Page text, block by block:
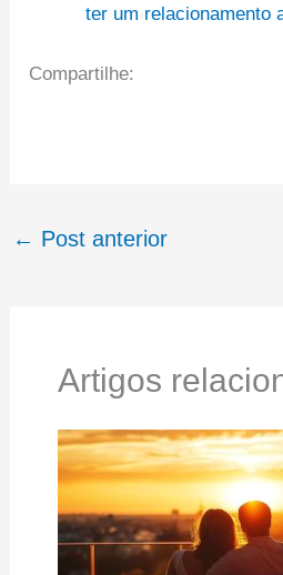
ter um relacionamento
Compartilhe:
← Post anterior
Artigos